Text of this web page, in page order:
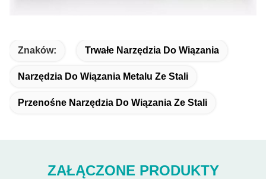
Znaków: Trwałe Narzędzia Do Wiązania
Narzędzia Do Wiązania Metalu Ze Stali
Przenośne Narzędzia Do Wiązania Ze Stali
ZAŁĄCZONE PRODUKTY